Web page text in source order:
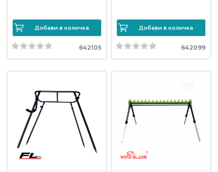
Добави в количка
642105
Добави в количка
642099